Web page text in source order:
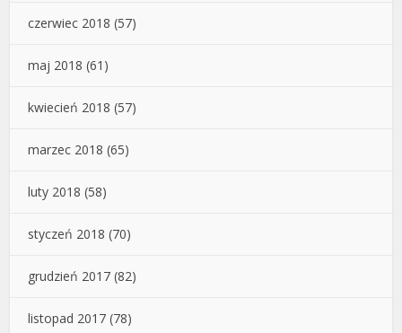
czerwiec 2018 (57)
maj 2018 (61)
kwiecień 2018 (57)
marzec 2018 (65)
luty 2018 (58)
styczeń 2018 (70)
grudzień 2017 (82)
listopad 2017 (78)